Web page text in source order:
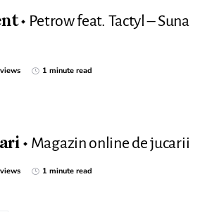
Petrow feat. Tactyl – Suna
1 minute read
Magazin online de jucarii
1 minute read